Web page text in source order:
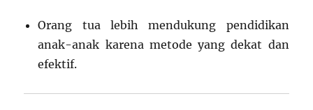
Orang tua lebih mendukung pendidikan
anak-anak karena metode yang dekat dan
efektif.